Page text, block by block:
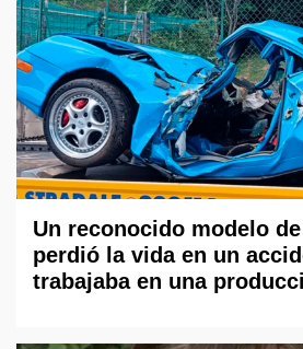
Un reconocido modelo
perdió la vida en un
trabajaba en una